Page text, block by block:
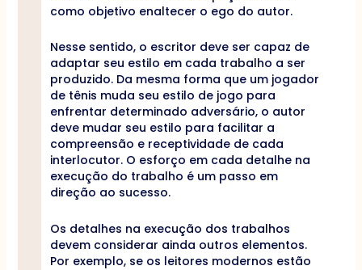
como objetivo enaltecer o ego do autor.
Nesse sentido, o escritor deve ser capaz de
adaptar seu estilo em cada trabalho a ser
produzido. Da mesma forma que um jogador
de tênis muda seu estilo de jogo para
enfrentar determinado adversário, o autor
deve mudar seu estilo para facilitar a
compreensão e receptividade de cada
interlocutor. O esforço em cada detalhe na
execução do trabalho é um passo em
direção ao sucesso.
Os detalhes na execução dos trabalhos
devem considerar ainda outros elementos.
Por exemplo, se os leitores modernos estão